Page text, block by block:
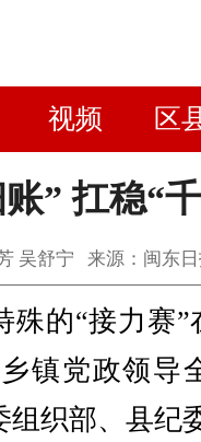
视频 区
” 扛稳“
吴舒宁 来源：闽东
殊的“接力赛”
镇党政领导
织部、县纪